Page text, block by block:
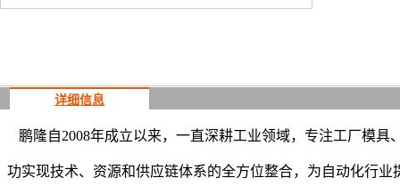
详细信息
鹏隆自2008年成立以来，一直深耕工业领域，专注工厂模
功实现技术、资源和供应链体系的全方位整合，为自动化行